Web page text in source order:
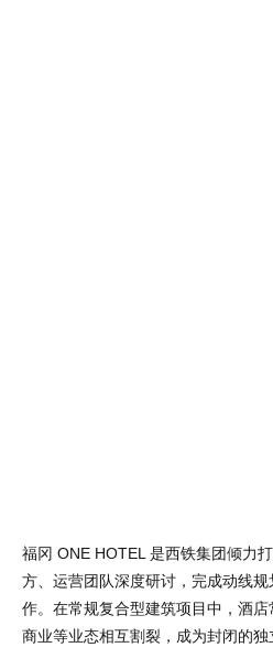
福冈 ONE HOTEL 是西铁集团倾力
方、运营团队深度研讨，完成动线
作。在常规复合型建筑项目中，酒
商业等业态相互割裂，成为封闭的独